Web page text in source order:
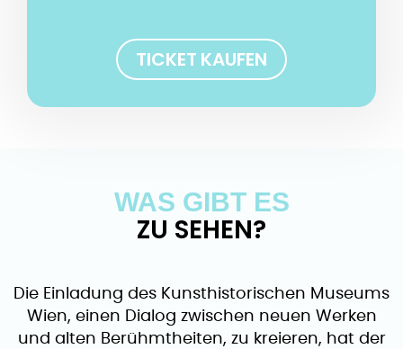
TICKET KAUFEN
WAS GIBT ES
ZU SEHEN?
Die Einladung des Kunsthistorischen Museums
Wien, einen Dialog zwischen neuen Werken
und alten Berühmtheiten, zu kreieren, hat der